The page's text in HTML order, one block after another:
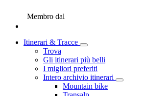
Membro dal
Itinerari & Tracce
Trova
Gli itinerari più belli
I migliori preferiti
Intero archivio itinerari
Mountain bike